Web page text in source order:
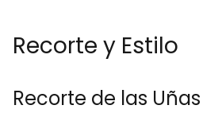
Recorte y Estilo
Recorte de las Uñas